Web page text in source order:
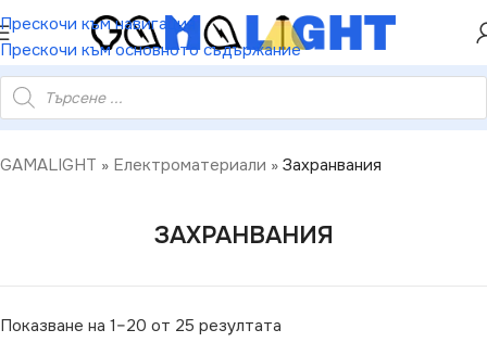
Прескочи към навигация
Прескочи към основното съдържание
НАМАЛЕНИЕ ОТ 5%
GAMALIGHT » Електроматериали » Захранвания
ЗАХРАНВАНИЯ
Показване на 1–20 от 25 резултата